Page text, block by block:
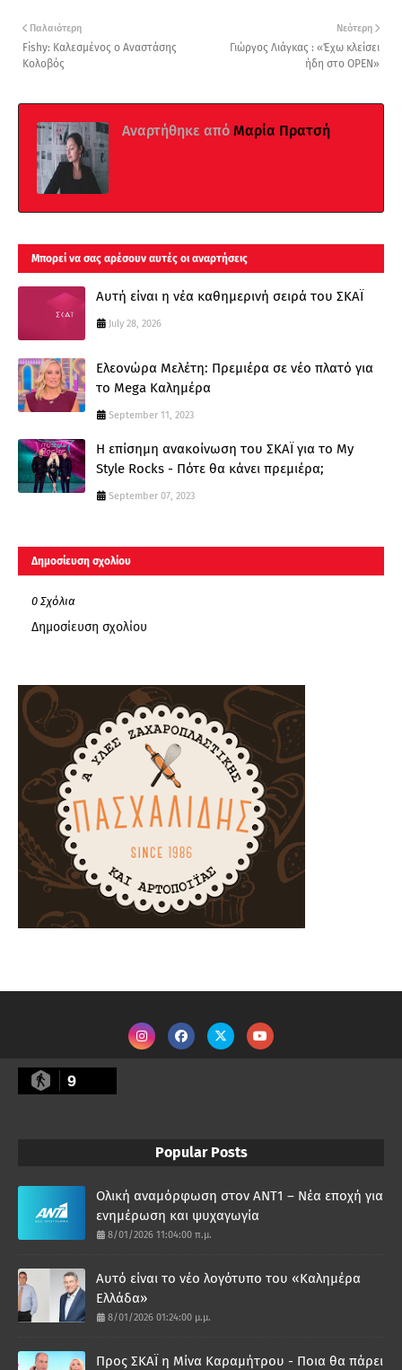
Νεότερη
Γιώργος Λιάγκας : «Έχω κλείσει
ήδη στο OPEN»
Παλαιότερη
Fishy: Καλεσμένος ο Αναστάσης
Κολοβός
Αναρτήθηκε από Μαρία Πρατσή
Μπορεί να σας αρέσουν αυτές οι αναρτήσεις
Αυτή είναι η νέα καθημερινή σειρά του ΣΚΑΪ
July 28, 2026
Ελεονώρα Μελέτη: Πρεμιέρα σε νέο πλατό για
το Mega Καλημέρα
September 11, 2023
Η επίσημη ανακοίνωση του ΣΚΑΪ για το My
Style Rocks - Πότε θα κάνει πρεμιέρα;
September 07, 2023
Δημοσίευση σχολίου
0 Σχόλια
Δημοσίευση σχολίου
9
Popular Posts
Ολική αναμόρφωση στον ΑΝΤ1 – Νέα εποχή για
ενημέρωση και ψυχαγωγία
8/01/2026 11:04:00 π.μ.
Αυτό είναι το νέο λογότυπο του «Καλημέρα
Ελλάδα»
8/01/2026 01:24:00 μ.μ.
Προς ΣΚΑΪ η Μίνα Καραμήτρου - Ποια θα πάρει